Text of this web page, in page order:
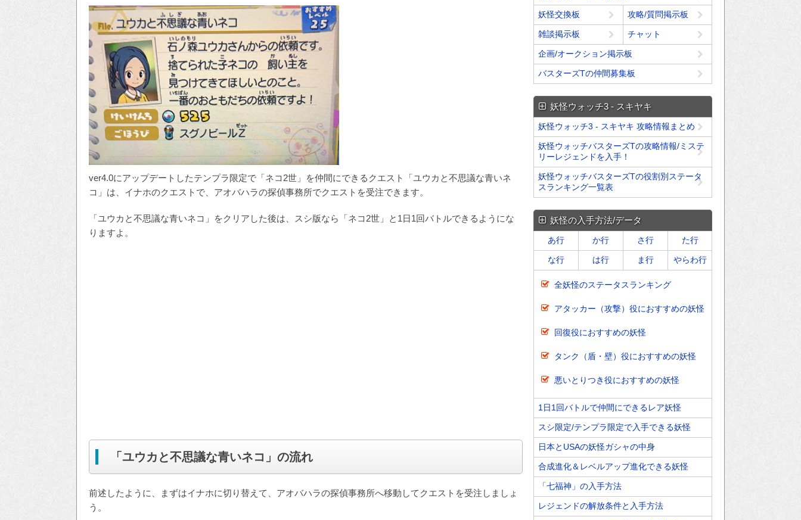
ver4.0にアップデートしたテンプラ限定で「ネコ2世」を仲間にできるクエスト「ユウカと不思議な青いネ
コ」は、イナホのクエストで、アオバハラの探偵事務所でクエストを受注できます。
「ユウカと不思議な青いネコ」をクリアした後は、スシ版なら「ネコ2世」と1日1回バトルできるようにな
りますよ。
「ユウカと不思議な青いネコ」の流れ
前述したように、まずはイナホに切り替えて、アオバハラの探偵事務所へ移動してクエストを受注しましょ
う。
妖怪交換板 攻略/質問掲示板
雑談掲示板 チャット
企画/オークション掲示板
バスターズTの仲間募集板
妖怪ウォッチ3 - スキヤキ
妖怪ウォッチ3 - スキヤキ 攻略情報まとめ
妖怪ウォッチバスターズTの攻略情報/ミステ
リーレジェンドを入手！
妖怪ウォッチバスターズTの役割別ステータ
スランキング一覧表
妖怪の入手方法/データ
あ行 か行 さ行 た行
な行 は行 ま行 やらわ行
全妖怪のステータスランキング
アタッカー（攻撃）役におすすめの妖怪
回復役におすすめの妖怪
タンク（盾・壁）役におすすめの妖怪
悪いとりつき役におすすめの妖怪
1日1回バトルで仲間にできるレア妖怪
スシ限定/テンプラ限定で入手できる妖怪
日本とUSAの妖怪ガシャの中身
合成進化＆レベルアップ進化できる妖怪
「七福神」の入手方法
レジェンドの解放条件と入手方法